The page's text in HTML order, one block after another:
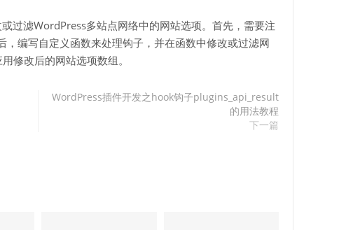
过滤WordPress多站点网络中的网站选项。首先，需要注
编写自定义函数来处理钩子，并在函数中修改或过滤网
修改后的网站选项数组。
WordPress插件开发之hook钩子plugins_api_result
的用法教程
下一篇